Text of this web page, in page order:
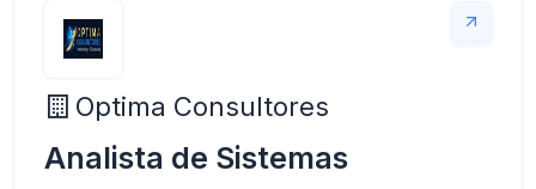
Optima Consultores
Analista de Sistemas